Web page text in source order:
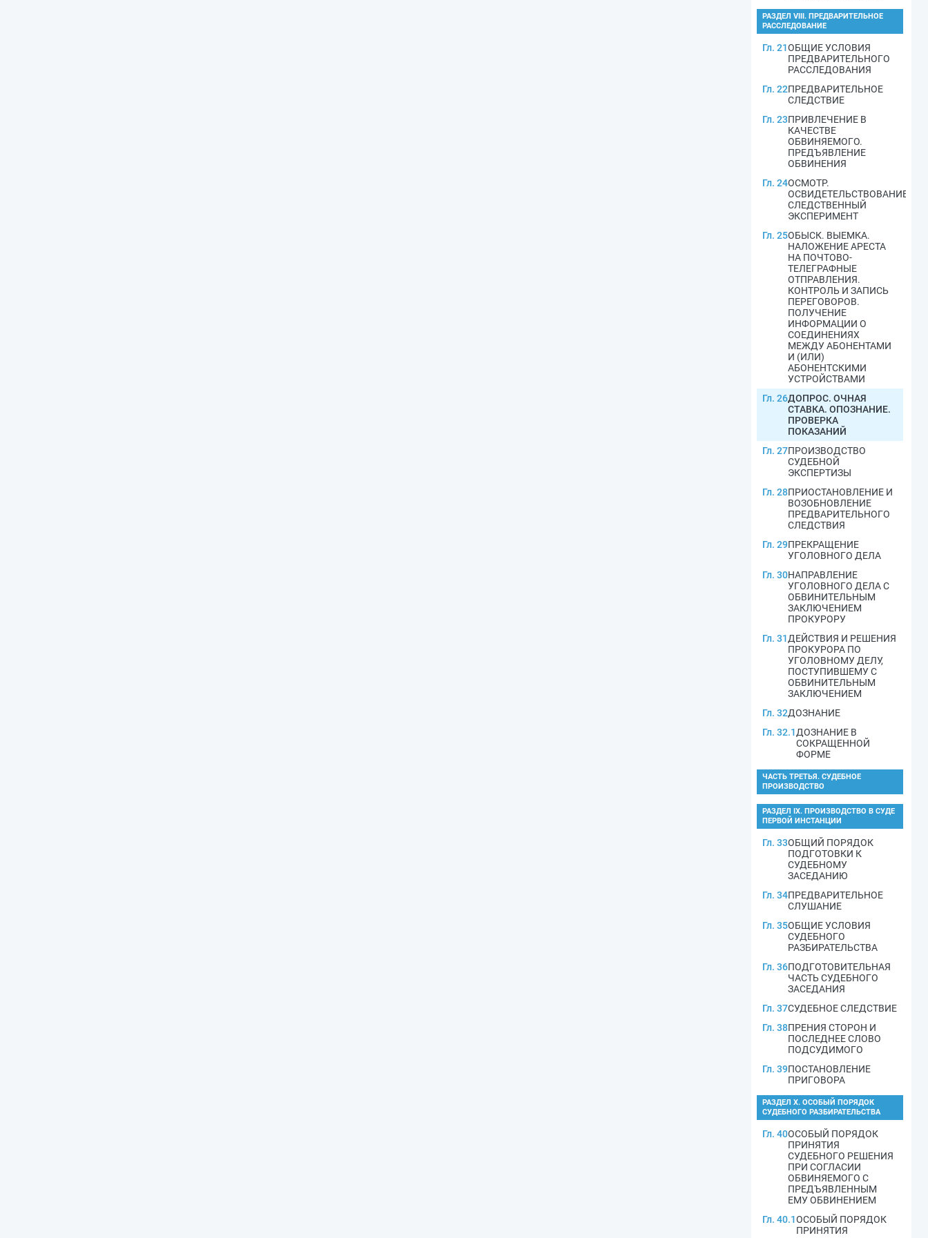
РАЗДЕЛ VIII. ПРЕДВАРИТЕЛЬНОЕ
РАССЛЕДОВАНИЕ
Гл. 21ОБЩИЕ УСЛОВИЯ
ПРЕДВАРИТЕЛЬНОГО
РАССЛЕДОВАНИЯ
Гл. 22ПРЕДВАРИТЕЛЬНОЕ
СЛЕДСТВИЕ
Гл. 23ПРИВЛЕЧЕНИЕ В
КАЧЕСТВЕ
ОБВИНЯЕМОГО.
ПРЕДЪЯВЛЕНИЕ
ОБВИНЕНИЯ
Гл. 24ОСМОТР.
ОСВИДЕТЕЛЬСТВОВАНИЕ.
СЛЕДСТВЕННЫЙ
ЭКСПЕРИМЕНТ
Гл. 25ОБЫСК. ВЫЕМКА.
НАЛОЖЕНИЕ АРЕСТА
НА ПОЧТОВО-
ТЕЛЕГРАФНЫЕ
ОТПРАВЛЕНИЯ.
КОНТРОЛЬ И ЗАПИСЬ
ПЕРЕГОВОРОВ.
ПОЛУЧЕНИЕ
ИНФОРМАЦИИ О
СОЕДИНЕНИЯХ
МЕЖДУ АБОНЕНТАМИ
И (ИЛИ)
АБОНЕНТСКИМИ
УСТРОЙСТВАМИ
Гл. 26ДОПРОС. ОЧНАЯ
СТАВКА. ОПОЗНАНИЕ.
ПРОВЕРКА
ПОКАЗАНИЙ
Гл. 27ПРОИЗВОДСТВО
СУДЕБНОЙ
ЭКСПЕРТИЗЫ
Гл. 28ПРИОСТАНОВЛЕНИЕ И
ВОЗОБНОВЛЕНИЕ
ПРЕДВАРИТЕЛЬНОГО
СЛЕДСТВИЯ
Гл. 29ПРЕКРАЩЕНИЕ
УГОЛОВНОГО ДЕЛА
Гл. 30НАПРАВЛЕНИЕ
УГОЛОВНОГО ДЕЛА С
ОБВИНИТЕЛЬНЫМ
ЗАКЛЮЧЕНИЕМ
ПРОКУРОРУ
Гл. 31ДЕЙСТВИЯ И РЕШЕНИЯ
ПРОКУРОРА ПО
УГОЛОВНОМУ ДЕЛУ,
ПОСТУПИВШЕМУ С
ОБВИНИТЕЛЬНЫМ
ЗАКЛЮЧЕНИЕМ
Гл. 32ДОЗНАНИЕ
Гл. 32.1ДОЗНАНИЕ В
СОКРАЩЕННОЙ
ФОРМЕ
ЧАСТЬ ТРЕТЬЯ. СУДЕБНОЕ
ПРОИЗВОДСТВО
РАЗДЕЛ IX. ПРОИЗВОДСТВО В СУДЕ
ПЕРВОЙ ИНСТАНЦИИ
Гл. 33ОБЩИЙ ПОРЯДОК
ПОДГОТОВКИ К
СУДЕБНОМУ
ЗАСЕДАНИЮ
Гл. 34ПРЕДВАРИТЕЛЬНОЕ
СЛУШАНИЕ
Гл. 35ОБЩИЕ УСЛОВИЯ
СУДЕБНОГО
РАЗБИРАТЕЛЬСТВА
Гл. 36ПОДГОТОВИТЕЛЬНАЯ
ЧАСТЬ СУДЕБНОГО
ЗАСЕДАНИЯ
Гл. 37СУДЕБНОЕ СЛЕДСТВИЕ
Гл. 38ПРЕНИЯ СТОРОН И
ПОСЛЕДНЕЕ СЛОВО
ПОДСУДИМОГО
Гл. 39ПОСТАНОВЛЕНИЕ
ПРИГОВОРА
РАЗДЕЛ X. ОСОБЫЙ ПОРЯДОК
СУДЕБНОГО РАЗБИРАТЕЛЬСТВА
Гл. 40ОСОБЫЙ ПОРЯДОК
ПРИНЯТИЯ
СУДЕБНОГО РЕШЕНИЯ
ПРИ СОГЛАСИИ
ОБВИНЯЕМОГО С
ПРЕДЪЯВЛЕННЫМ
ЕМУ ОБВИНЕНИЕМ
Гл. 40.1ОСОБЫЙ ПОРЯДОК
ПРИНЯТИЯ